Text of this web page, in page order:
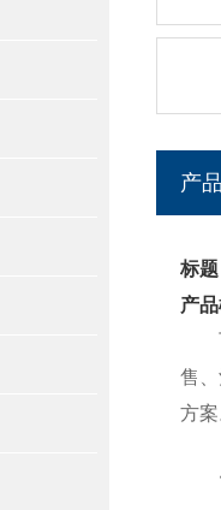
产
标
产
飞
售
方